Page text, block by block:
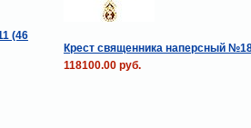
(46
Крест священника наперсный
118100.00 руб.